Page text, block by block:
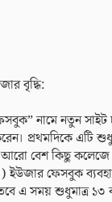
বৃদ্ধি:
নামে নতুন
প্রথমদিকে এটি
আরো বেশ কিছু
ইউজার ফেসবুক
এ সময় শুধুমাত্র